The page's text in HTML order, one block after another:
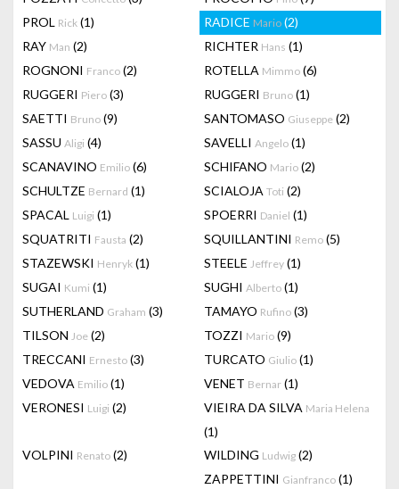
PROL Rick (1) RADICE Mario (2)
RAY Man (2) RICHTER Hans (1)
ROGNONI Franco (2) ROTELLA Mimmo (6)
RUGGERI Piero (3) RUGGERI Bruno (1)
SAETTI Bruno (9) SANTOMASO Giuseppe (2)
SASSU Aligi (4) SAVELLI Angelo (1)
SCANAVINO Emilio (6) SCHIFANO Mario (2)
SCHULTZE Bernard (1) SCIALOJA Toti (2)
SPACAL Luigi (1) SPOERRI Daniel (1)
SQUATRITI Fausta (2) SQUILLANTINI Remo (5)
STAZEWSKI Henryk (1) STEELE Jeffrey (1)
SUGAI Kumi (1) SUGHI Alberto (1)
SUTHERLAND Graham (3) TAMAYO Rufino (3)
TILSON Joe (2) TOZZI Mario (9)
TRECCANI Ernesto (3) TURCATO Giulio (1)
VEDOVA Emilio (1) VENET Bernar (1)
VERONESI Luigi (2) VIEIRA DA SILVA Maria Helena
(1)
VOLPINI Renato (2) WILDING Ludwig (2)
ZAPPETTINI Gianfranco (1)